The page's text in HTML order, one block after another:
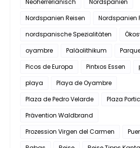
Neoherrerianisch
Nordspanien
Nordspanien Reisen
Nordspanien
nordspanische Spezialitäten
oyambre
Paläolithikum
Picos de Europa
Pintxos Essen
playa
Playa de Oyambre
Plaza de Pedro Velarde
Plaza
Prävention Waldbrand
Prozession Virgen del Carmen